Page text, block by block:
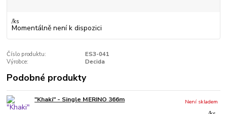
/ks
Momentálně není k dispozici
Číslo produktu:
ES3-041
Výrobce:
Decida
Podobné produkty
"Khaki" - Single MERINO 366m Není skladem